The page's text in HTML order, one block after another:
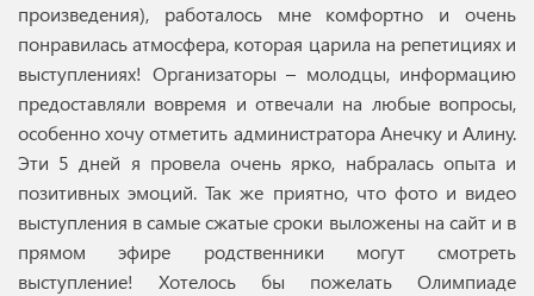
произведения), работалось мне комфортно и очень
понравилась атмосфера, которая царила на репетициях и
выступлениях! Организаторы – молодцы, информацию
предоставляли вовремя и отвечали на любые вопросы,
особенно хочу отметить администратора Анечку и Алину.
Эти 5 дней я провела очень ярко, набралась опыта и
позитивных эмоций. Так же приятно, что фото и видео
выступления в самые сжатые сроки выложены на сайт и в
прямом эфире родственники могут смотреть
выступление! Хотелось бы пожелать Олимпиаде